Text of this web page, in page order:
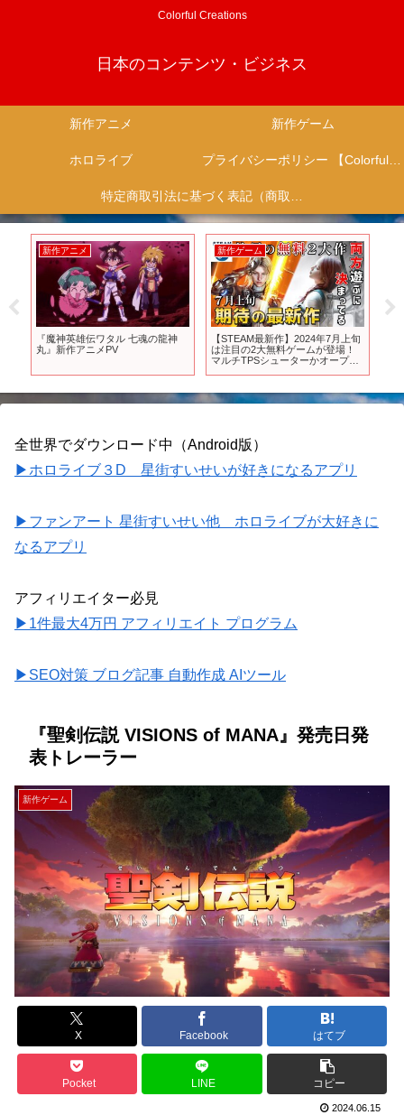
Colorful Creations
日本のコンテンツ・ビジネス
新作アニメ 新作ゲーム
ホロライブ プライバシーポリシー 【Colorful Creation】
特定商取引法に基づく表記（商取引に関する開示）
新作アニメ
『魔神英雄伝ワタル 七魂の龍神
丸』新作アニメPV
新作ゲーム
【STEAM最新作】2024年7月上旬
は注目の2大無料ゲームが登場！
マルチTPSシューターかオープン
全世界でダウンロード中（Android版）
▶ホロライブ３D 星街すいせいが好きになるアプリ
▶ファンアート 星街すいせい他 ホロライブが大好きに
なるアプリ
アフィリエイター必見
▶1件最大4万円 アフィリエイト プログラム
▶SEO対策 ブログ記事 自動作成 AIツール
『聖剣伝説 VISIONS of MANA』発売日発
表トレーラー
新作ゲーム
X Facebook はてブ
Pocket LINE コピー
2024.06.15